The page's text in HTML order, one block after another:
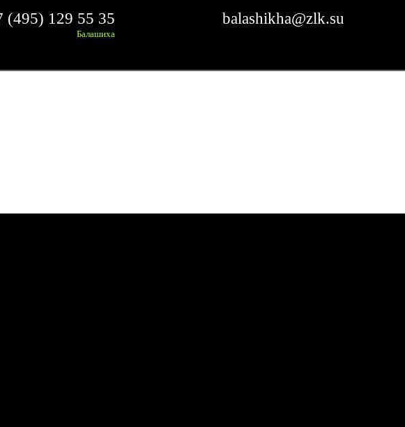
(495) 129 55 35
Балашиха
balashikha@zlk.su